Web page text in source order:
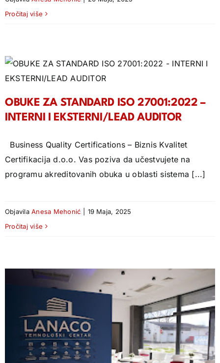
Pročitaj više
OBUKE ZA STANDARD ISO 27001:2022 –
INTERNI I EKSTERNI/LEAD AUDITOR
Business Quality Certifications – Biznis Kvalitet
Certifikacija d.o.o. Vas poziva da učestvujete na
programu akreditovanih obuka u oblasti sistema [...]
ObjavilaAnesa Mehonić
19 Maja, 2025
Pročitaj više